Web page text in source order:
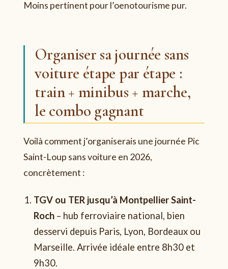
Moins pertinent pour l’oenotourisme pur.
Organiser sa journée sans
voiture étape par étape :
train + minibus + marche,
le combo gagnant
Voilà comment j’organiserais une journée Pic
Saint-Loup sans voiture en 2026,
concrètement :
TGV ou TER jusqu’à Montpellier Saint-
Roch – hub ferroviaire national, bien
desservi depuis Paris, Lyon, Bordeaux ou
Marseille. Arrivée idéale entre 8h30 et
9h30.